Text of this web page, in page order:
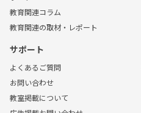
教育関連コラム
教育関連の取材・レポート
サポート
よくあるご質問
お問い合わせ
教室掲載について